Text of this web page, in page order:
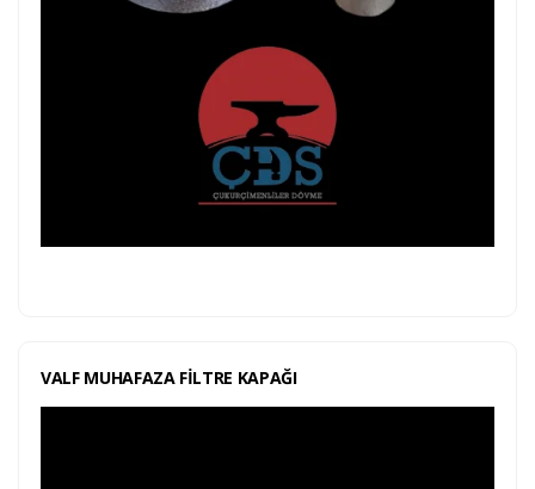
VALF MUHAFAZA FİLTRE KAPAĞI